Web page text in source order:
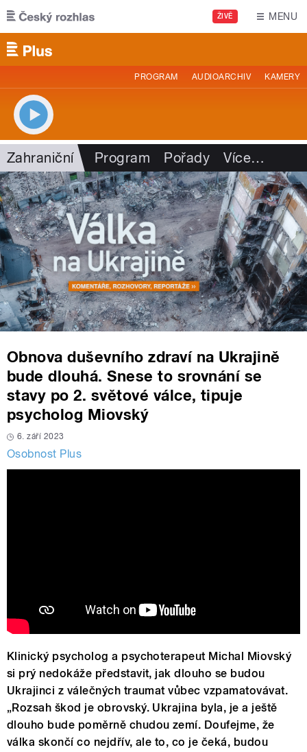
Přejít k hlavnímu obsahu
ŽIVĚ MENU
PROGRAM AUDIOARCHIV KAMERY
Zahraniční Program Pořady Více…
Obnova duševního zdraví na Ukrajině
bude dlouhá. Snese to srovnání se
stavy po 2. světové válce, tipuje
psycholog Miovský
6. září 2023
Osobnost Plus
Klinický psycholog a psychoterapeut Michal Miovský
si prý nedokáže představit, jak dlouho se budou
Ukrajinci z válečných traumat vůbec vzpamatovávat.
„Rozsah škod je obrovský. Ukrajina byla, je a ještě
dlouho bude poměrně chudou zemí. Doufejme, že
válka skončí co nejdřív, ale to, co je čeká, budou